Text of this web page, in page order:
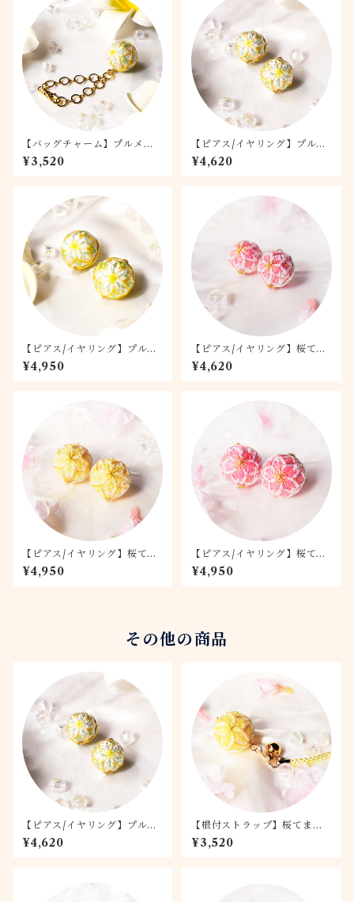
【バッグチャーム】プルメリ
ア
¥3,520
【ピアス/イヤリング】プルメ
リア 1.5
¥4,620
【ピアス/イヤリング】プルメ
リア 2.0
¥4,950
【ピアス/イヤリング】桜てま
り -桃桜- 1.5
¥4,620
【ピアス/イヤリング】桜てま
り -月桜- 2.0
¥4,950
【ピアス/イヤリング】桜てま
り -桃桜- 2.0
¥4,950
その他の商品
【ピアス/イヤリング】プルメ
リア 1.5
¥4,620
【根付ストラップ】桜てまり -
月桜-
¥3,520